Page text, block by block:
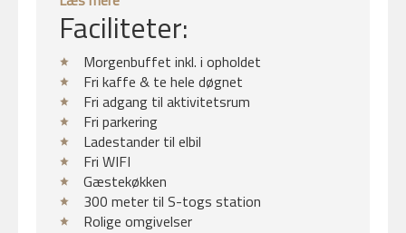
Faciliteter:
Morgenbuffet inkl. i opholdet
Fri kaffe & te hele døgnet
Fri adgang til aktivitetsrum
Fri parkering
Ladestander til elbil
Fri WIFI
Gæstekøkken
300 meter til S-togs station
Rolige omgivelser